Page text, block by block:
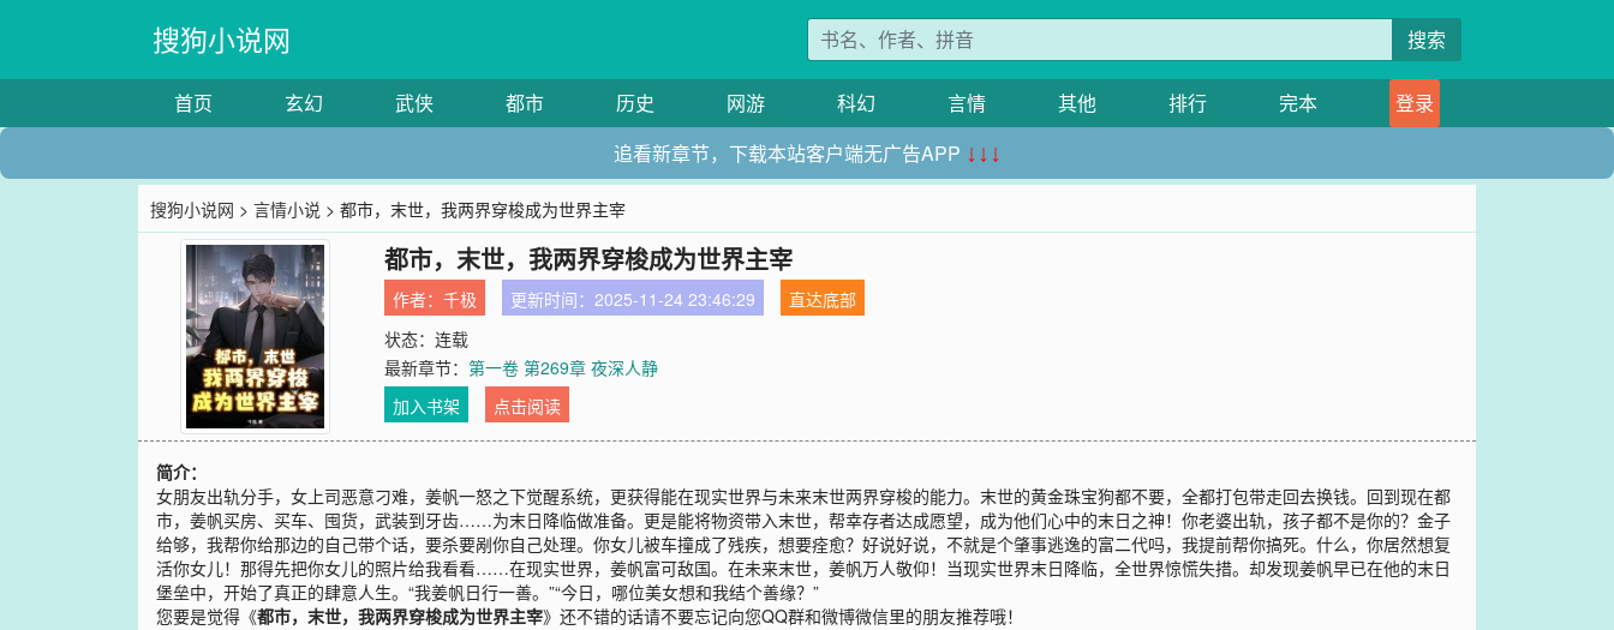
搜狗小说网 搜索
首页 玄幻 武侠 都市 历史 网游 科幻 言情 其他 排行 完本
登录
追看新章节，下载本站客户端无广告APP ↓↓↓
搜狗小说网 >言情小说 > 都市，末世，我两界穿梭成为世界主宰
都市，末世，我两界穿梭成为世界主宰
作者：千极 更新时间：2025-11-24 23:46:29
直达底部
状态：连载
最新章节：第一卷 第269章 夜深人静
加入书架
点击阅读
简介：
女朋友出轨分手，女上司恶意刁难，姜帆一怒之下觉醒系统，更获得能在现实世界与未来末世两界穿梭的能力。末世的黄金珠宝狗都不要，全都打包带走回去换钱。回到现在都
市，姜帆买房、买车、囤货，武装到牙齿……为末日降临做准备。更是能将物资带入末世，帮幸存者达成愿望，成为他们心中的末日之神！你老婆出轨，孩子都不是你的？金子
给够，我帮你给那边的自己带个话，要杀要剐你自己处理。你女儿被车撞成了残疾，想要痊愈？好说好说，不就是个肇事逃逸的富二代吗，我提前帮你搞死。什么，你居然想复
活你女儿！那得先把你女儿的照片给我看看……在现实世界，姜帆富可敌国。在未来末世，姜帆万人敬仰！当现实世界末日降临，全世界惊慌失措。却发现姜帆早已在他的末日
堡垒中，开始了真正的肆意人生。“我姜帆日行一善。”“今日，哪位美女想和我结个善缘？”
您要是觉得《都市，末世，我两界穿梭成为世界主宰》还不错的话请不要忘记向您QQ群和微博微信里的朋友推荐哦！